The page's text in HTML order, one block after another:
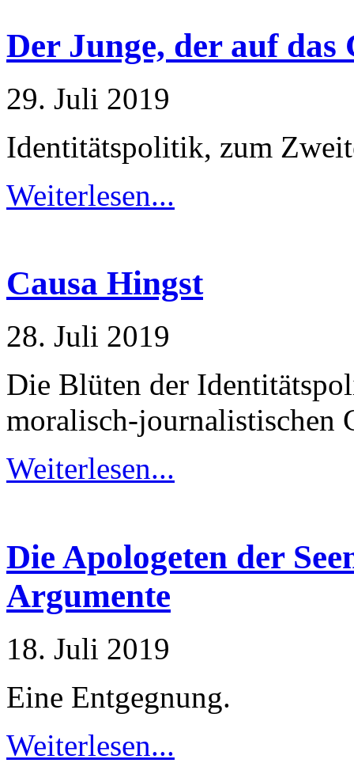
Der Junge, der auf das
29. Juli 2019
Identitätspolitik, zum
Weiterlesen...
Causa Hingst
28. Juli 2019
Die Blüten der
moralisch-journalistischen
Weiterlesen...
Die Apologeten der
Argumente
18. Juli 2019
Eine Entgegnung.
Weiterlesen...